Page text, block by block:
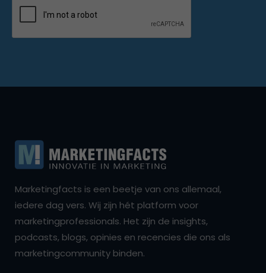
Marketingfacts is een beetje van ons allemaal,
iedere dag vers. Wij zijn hét platform voor
marketingprofessionals. Het zijn de insights,
podcasts, blogs, opinies en recencies die ons als
marketingcommunity binden.